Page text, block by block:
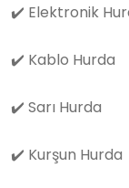
✔️ Elektronik
✔️ Kablo Hurda
✔️ Sarı Hurda
✔️ Kurşun Hurda